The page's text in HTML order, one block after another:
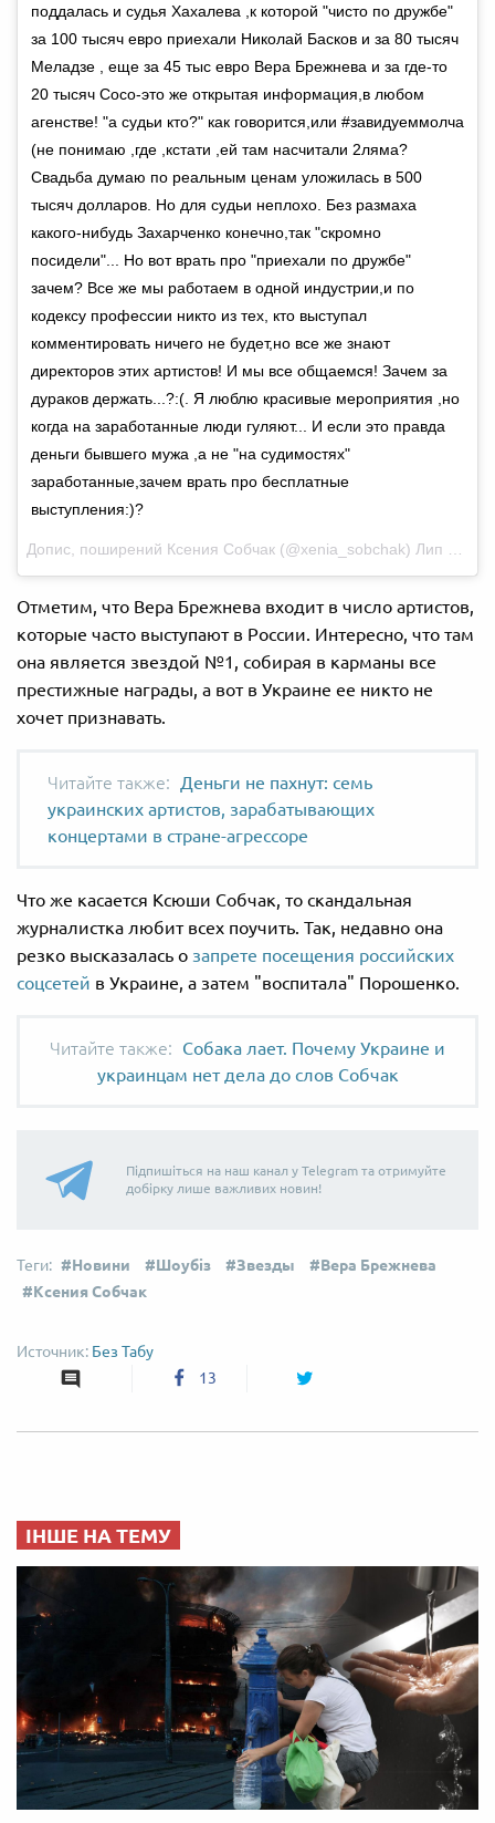
поддалась и судья Хахалева ,к которой "чисто по дружбе"
за 100 тысяч евро приехали Николай Басков и за 80 тысяч
Меладзе , еще за 45 тыс евро Вера Брежнева и за где-то
20 тысяч Сосо-это же открытая информация,в любом
агенстве! "а судьи кто?" как говорится,или #завидуеммолча
(не понимаю ,где ,кстати ,ей там насчитали 2ляма?
Свадьба думаю по реальным ценам уложилась в 500
тысяч долларов. Но для судьи неплохо. Без размаха
какого-нибудь Захарченко конечно,так "скромно
посидели"... Но вот врать про "приехали по дружбе"
зачем? Все же мы работаем в одной индустрии,и по
кодексу профессии никто из тех, кто выступал
комментировать ничего не будет,но все же знают
директоров этих артистов! И мы все общаемся! Зачем за
дураков держать...?:(. Я люблю красивые мероприятия ,но
когда на заработанные люди гуляют... И если это правда
деньги бывшего мужа ,а не "на судимостях"
заработанные,зачем врать про бесплатные
выступления:)?
Допис, поширений Ксения Собчак (@xenia_sobchak) Лип 18, 2017 о 11:23 PDT
Отметим, что Вера Брежнева входит в число артистов,
которые часто выступают в России. Интересно, что там
она является звездой №1, собирая в карманы все
престижные награды, а вот в Украине ее никто не
хочет признавать.
Деньги не пахнут: семь
украинских артистов, зарабатывающих
концертами в стране-агрессоре
Что же касается Ксюши Собчак, то скандальная
журналистка любит всех поучить. Так, недавно она
резко высказалась о запрете посещения российских
соцсетей в Украине, а затем "воспитала" Порошенко.
Собака лает. Почему Украине и
украинцам нет дела до слов Собчак
Підпишіться на наш канал у Telegram та отримуйте
добірку лише важливих новин!
Новини Шоубіз Звезды
Вера Брежнева
Ксения Собчак
Без Табу
13
ІНШЕ НА ТЕМУ